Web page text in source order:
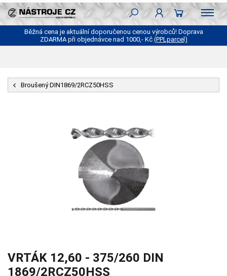
Běžná cena je aktuální doporučenou cenou výrobců! Doprava
ZDARMA při objednávce nad 1000,- Kč (PPLparcel)
Broušený DIN1869/2RCZ50HSS
VRTÁK 12,60 - 375/260 DIN
1869/2RCZ50HSS